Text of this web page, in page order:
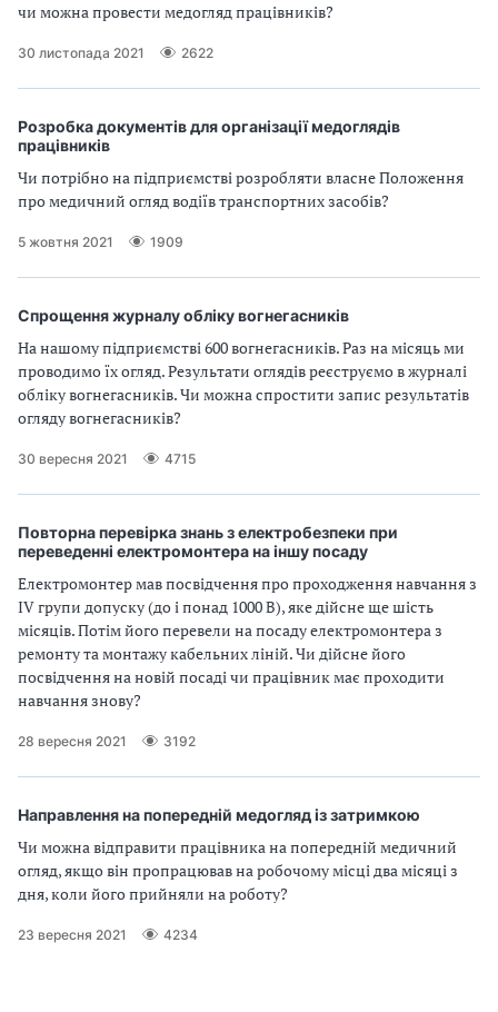
чи можна провести медогляд працівників?
30 листопада 2021 2622
Розробка документів для організації медоглядів
працівників
Чи потрібно на підприємстві розробляти власне Положення
про медичний огляд водіїв транспортних засобів?
5 жовтня 2021 1909
Спрощення журналу обліку вогнегасників
На нашому підприємстві 600 вогнегасників. Раз на місяць ми
проводимо їх огляд. Результати оглядів реєструємо в журналі
обліку вогнегасників. Чи можна спростити запис результатів
огляду вогнегасників?
30 вересня 2021 4715
Повторна перевірка знань з електробезпеки при
переведенні електромонтера на іншу посаду
Електромонтер мав посвідчення про проходження навчання з
IV групи допуску (до і понад 1000 В), яке дійсне ще шість
місяців. Потім його перевели на посаду електромонтера з
ремонту та монтажу кабельних ліній. Чи дійсне його
посвідчення на новій посаді чи працівник має проходити
навчання знову?
28 вересня 2021 3192
Направлення на попередній медогляд із затримкою
Чи можна відправити працівника на попередній медичний
огляд, якщо він пропрацював на робочому місці два місяці з
дня, коли його прийняли на роботу?
23 вересня 2021 4234
П
л
а
о
д
й
н
й
о
р
н
а